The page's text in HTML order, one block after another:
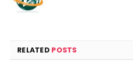
RELATED POSTS